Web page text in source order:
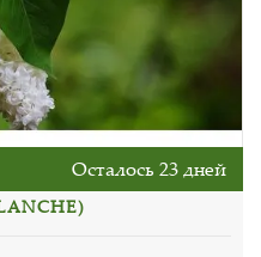
Осталось 23 дней